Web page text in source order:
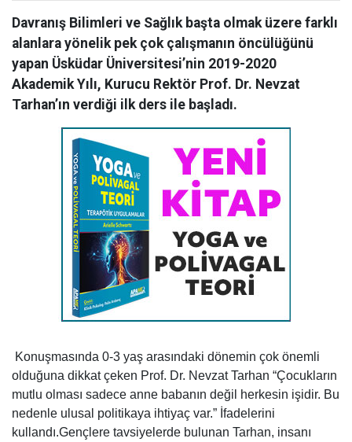
Davranış Bilimleri ve Sağlık başta olmak üzere farklı
alanlara yönelik pek çok çalışmanın öncülüğünü
yapan Üsküdar Üniversitesi’nin 2019-2020
Akademik Yılı, Kurucu Rektör Prof. Dr. Nevzat
Tarhan’ın verdiği ilk ders ile başladı.
Konuşmasında 0-3 yaş arasındaki dönemin çok önemli
olduğuna dikkat çeken Prof. Dr. Nevzat Tarhan “Çocukların
mutlu olması sadece anne babanın değil herkesin işidir. Bu
nedenle ulusal politikaya ihtiyaç var.” İfadelerini
kullandı.Gençlere tavsiyelerde bulunan Tarhan, insanı